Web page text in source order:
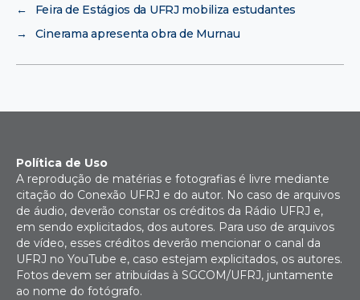
←
Feira de Estágios da UFRJ mobiliza estudantes
→
Cinerama apresenta obra de Murnau
Política de Uso
A reprodução de matérias e fotografias é livre mediante
citação do Conexão UFRJ e do autor. No caso de arquivos
de áudio, deverão constar os créditos da Rádio UFRJ e,
em sendo explicitados, dos autores. Para uso de arquivos
de vídeo, esses créditos deverão mencionar o canal da
UFRJ no YouTube e, caso estejam explicitados, os autores.
Fotos devem ser atribuídas à SGCOM/UFRJ, juntamente
ao nome do fotógrafo.